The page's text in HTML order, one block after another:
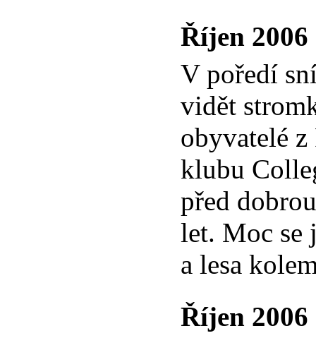
Říjen 2006
V poředí
vidět
obyvatelé
klubu
před
let. Moc se
a lesa
Říjen 2006